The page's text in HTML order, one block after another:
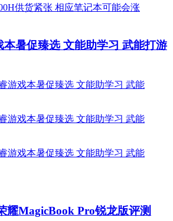
本暑促臻选 文能助学习 武能打游
耀MagicBook Pro锐龙版评测